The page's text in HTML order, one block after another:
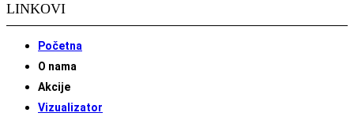
LINKOVI
Početna
O nama
Akcije
Vizualizator